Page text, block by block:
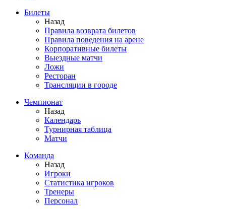
Билеты
Назад
Правила возврата билетов
Правила поведения на арене
Корпоративные билеты
Выездные матчи
Ложи
Ресторан
Трансляции в городе
Чемпионат
Назад
Календарь
Турнирная таблица
Матчи
Команда
Назад
Игроки
Статистика игроков
Тренеры
Персонал